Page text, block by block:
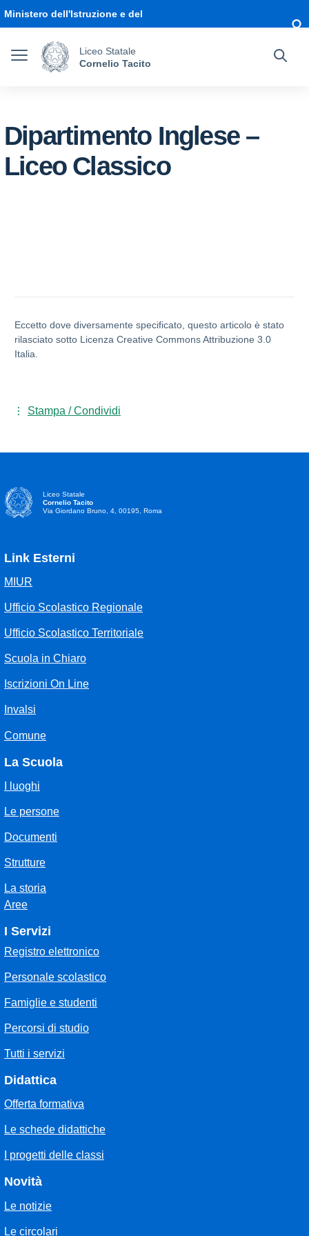
Ministero dell'Istruzione e del
Liceo Statale
Cornelio Tacito
Dipartimento Inglese –
Liceo Classico
Eccetto dove diversamente specificato, questo articolo è stato
rilasciato sotto Licenza Creative Commons Attribuzione 3.0
Italia.
Stampa / Condividi
Liceo Statale
Cornelio Tacito
Via Giordano Bruno, 4, 00195, Roma
Link Esterni
MIUR
Ufficio Scolastico Regionale
Ufficio Scolastico Territoriale
Scuola in Chiaro
Iscrizioni On Line
Invalsi
Comune
La Scuola
I luoghi
Le persone
Documenti
Strutture
La storia
Aree
I Servizi
Registro elettronico
Personale scolastico
Famiglie e studenti
Percorsi di studio
Tutti i servizi
Didattica
Offerta formativa
Le schede didattiche
I progetti delle classi
Novità
Le notizie
Le circolari